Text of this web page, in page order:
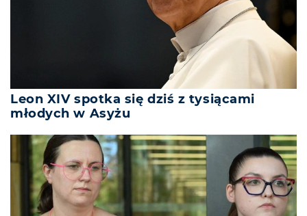
Leon XIV spotka się dziś z tysiącami
młodych w Asyżu